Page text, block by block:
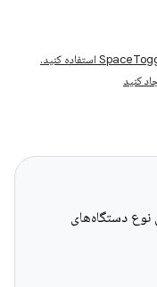
کنید
نوع دستگاه‌های